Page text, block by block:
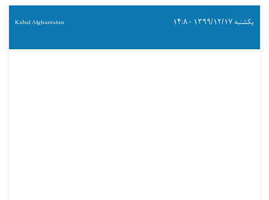
یکشنبه ۱۳۹۹/۱۲/۱۷ - ۱۴:۸ Kabul Afghanistan